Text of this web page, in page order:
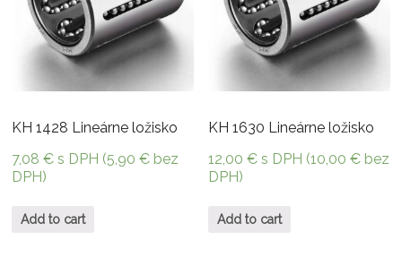
KH 1428 Lineárne ložisko
7,08€ s DPH (5,90€ bez
DPH)
Add to cart
KH 1630 Lineárne ložisko
12,00€ s DPH (10,00€ bez
DPH)
Add to cart